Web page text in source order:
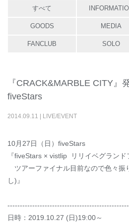
すべて
GOODS MEDIA
FANCLUB SOLO
『CRACK&MARBLE CITY』
fiveStars
2014.09.11 LIVE/EVENT
10月27日（日）fiveStars
『fiveStars × vistlip リリイベグランド
ツアーファイナル目前なので色々振
し)』
日時：2019.10.27 (日)19:00～